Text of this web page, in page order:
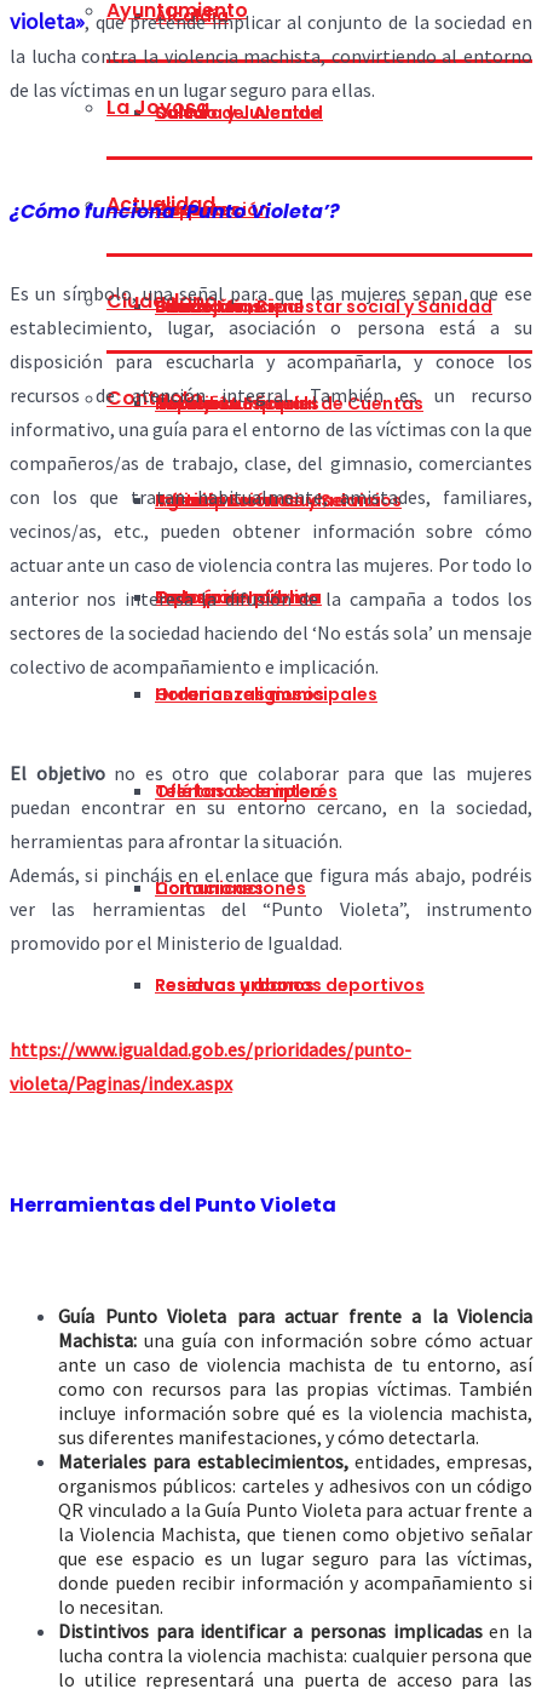
Alcaldía
Cultura y Juventud
Deportes
Educación, Bienestar social y Sanidad
Festejos
Infraestructuras y Servicios
Transparencia
Ayuntamiento
Saludo del Alcalde
Corporación
Concejalías
Comisión Especial de Cuentas
Participación Ciudadana
La Joyosa
Historia
Situación
Heráldica
Turismo
Galería
Horarios religiosos
Teléfonos de interés
Comunicaciones
Residuos urbanos
Actualidad
Bando Municipal
Tablón Municipal
Agenda Eventos
La Joyosa Informa
Ciudadano
Impresos oficiales
Trámites
Exposición pública
Ordenanzas municipales
Ofertas de empleo
Licitaciones
Reservas y abonos deportivos
Contacto
violeta», que pretende implicar al conjunto de la sociedad en
la lucha contra la violencia machista, convirtiendo al entorno
de las víctimas en un lugar seguro para ellas.
¿Cómo funciona ‘Punto Violeta’?
Es un símbolo, una señal para que las mujeres sepan que ese
establecimiento, lugar, asociación o persona está a su
disposición para escucharla y acompañarla, y conoce los
recursos de atención integral. También es un recurso
informativo, una guía para el entorno de las víctimas con la que
compañeros/as de trabajo, clase, del gimnasio, comerciantes
con los que tratan habitualmente, amistades, familiares,
vecinos/as, etc., pueden obtener información sobre cómo
actuar ante un caso de violencia contra las mujeres. Por todo lo
anterior nos interesa la difusión de la campaña a todos los
sectores de la sociedad haciendo del ‘No estás sola’ un mensaje
colectivo de acompañamiento e implicación.
El objetivono es otro que colaborar para que las mujeres
puedan encontrar en su entorno cercano, en la sociedad,
herramientas para afrontar la situación.
Además, si pincháis en el enlace que figura más abajo, podréis
ver las herramientas del “Punto Violeta”, instrumento
promovido por el Ministerio de Igualdad.
https://www.igualdad.gob.es/prioridades/punto-
violeta/Paginas/index.aspx
Herramientas del Punto Violeta
Guía Punto Violeta para actuar frente a la Violencia
Machista: una guía con información sobre cómo actuar
ante un caso de violencia machista de tu entorno, así
como con recursos para las propias víctimas. También
incluye información sobre qué es la violencia machista,
sus diferentes manifestaciones, y cómo detectarla.
Materiales para establecimientos,entidades, empresas,
organismos públicos: carteles y adhesivos con un código
QR vinculado a la Guía Punto Violeta para actuar frente a
la Violencia Machista, que tienen como objetivo señalar
que ese espacio es un lugar seguro para las víctimas,
donde pueden recibir información y acompañamiento si
lo necesitan.
Distintivos para identificar a personas implicadasen la
lucha contra la violencia machista: cualquier persona que
lo utilice representará una puerta de acceso para las